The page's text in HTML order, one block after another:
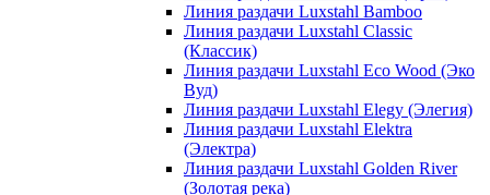
Линия раздачи Luxstahl Bamboo
Линия раздачи Luxstahl Classic
(Классик)
Линия раздачи Luxstahl Eco Wood (Эко
Вуд)
Линия раздачи Luxstahl Elegy (Элегия)
Линия раздачи Luxstahl Elektra
(Электра)
Линия раздачи Luxstahl Golden River
(Золотая река)